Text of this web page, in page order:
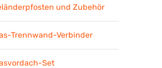
und Zubehör
Trennwand-Verbinder
Set